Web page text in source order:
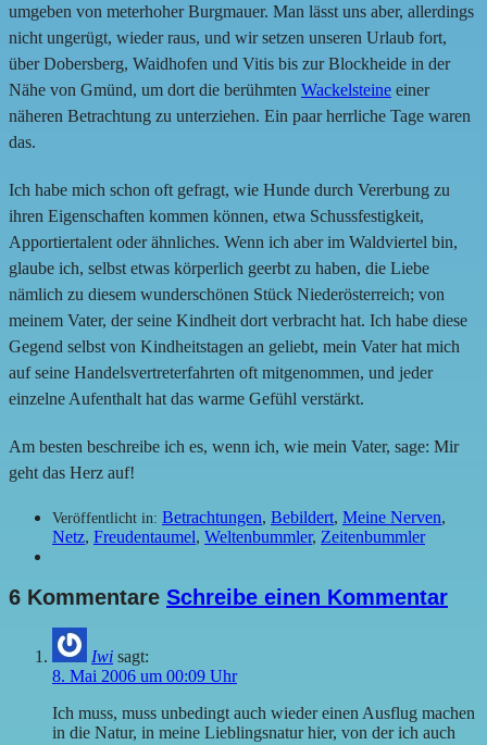
umgeben von meterhoher Burgmauer. Man lässt uns aber, allerdings
nicht ungerügt, wieder raus, und wir setzen unseren Urlaub fort,
über Dobersberg, Waidhofen und Vitis bis zur Blockheide in der
Nähe von Gmünd, um dort die berühmten Wackelsteine einer
näheren Betrachtung zu unterziehen. Ein paar herrliche Tage waren
das.
Ich habe mich schon oft gefragt, wie Hunde durch Vererbung zu
ihren Eigenschaften kommen können, etwa Schussfestigkeit,
Apportiertalent oder ähnliches. Wenn ich aber im Waldviertel bin,
glaube ich, selbst etwas körperlich geerbt zu haben, die Liebe
nämlich zu diesem wunderschönen Stück Niederösterreich; von
meinem Vater, der seine Kindheit dort verbracht hat. Ich habe diese
Gegend selbst von Kindheitstagen an geliebt, mein Vater hat mich
auf seine Handelsvertreterfahrten oft mitgenommen, und jeder
einzelne Aufenthalt hat das warme Gefühl verstärkt.
Am besten beschreibe ich es, wenn ich, wie mein Vater, sage: Mir
geht das Herz auf!
Veröffentlicht in: Betrachtungen, Bebildert, Meine Nerven,
Netz, Freudentaumel, Weltenbummler, Zeitenbummler
6 Kommentare Schreibe einen Kommentar
Iwi sagt:
8. Mai 2006 um 00:09 Uhr
Ich muss, muss unbedingt auch wieder einen Ausflug machen
in die Natur, in meine Lieblingsnatur hier, von der ich auch